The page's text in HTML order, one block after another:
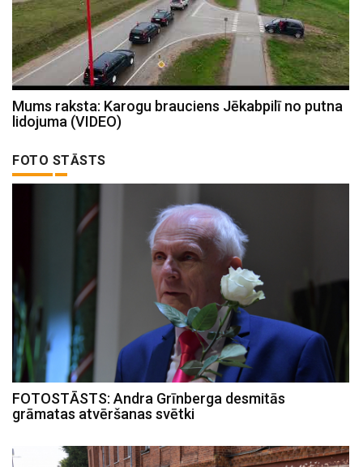
Mums raksta: Karogu brauciens Jēkabpilī no putna
lidojuma (VIDEO)
FOTO STĀSTS
FOTOSTĀSTS: Andra Grīnberga desmitās
grāmatas atvēršanas svētki